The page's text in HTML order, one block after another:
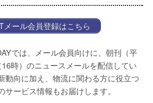
メール会員登録はこちら
では、メール会員向けに、朝刊（平
時）のニュースメールを配信してい
動向に加え、物流に関わる方に役立つ
サービス情報もお届けします。